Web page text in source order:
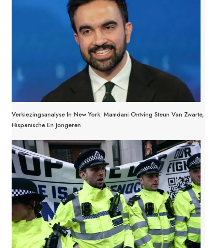
Verkiezingsanalyse In New York: Mamdani Ontving Steun Van Zwarte,
Hispanische En Jongeren